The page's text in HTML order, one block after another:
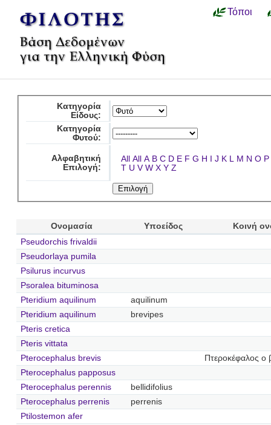
Τόποι
Κατηγορία
Είδους:
Κατηγορία
Φυτού:
Αλφαβητική
Επιλογή:
All All A B C D E F G H I J K L M N O P
T U V W X Y Z
Ονομασία Υποείδος
Κοινή
Pseudorchis frivaldii
Pseudorlaya pumila
Psilurus incurvus
Psoralea bituminosa
Pteridium aquilinum
aquilinum
Pteridium aquilinum
brevipes
Pteris cretica
Pteris vittata
Pterocephalus brevis
Πτεροκέφαλος ο
Pterocephalus papposus
Pterocephalus perennis
bellidifolius
Pterocephalus perrenis
perrenis
Ptilostemon afer